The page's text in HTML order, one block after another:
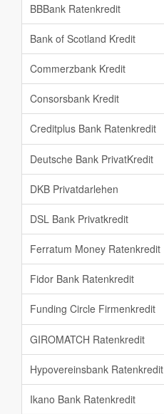
BBBank Ratenkredit
Bank of Scotland Kredit
Commerzbank Kredit
Consorsbank Kredit
Creditplus Bank Ratenkredit
Deutsche Bank PrivatKredit
DKB Privatdarlehen
DSL Bank Privatkredit
Ferratum Money Ratenkredit
Fidor Bank Ratenkredit
Funding Circle Firmenkredit
GIROMATCH Ratenkredit
Hypovereinsbank Ratenkredit
Ikano Bank Ratenkredit